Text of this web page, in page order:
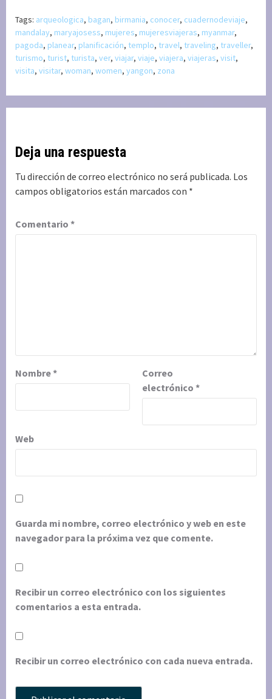
Tags: arqueologica, bagan, birmania, conocer, cuadernodeviaje,
mandalay, maryajosess, mujeres, mujeresviajeras, myanmar,
pagoda, planear, planificación, templo, travel, traveling, traveller,
turismo, turist, turista, ver, viajar, viaje, viajera, viajeras, visit,
visita, visitar, woman, women, yangon, zona
Deja una respuesta
Tu dirección de correo electrónico no será publicada. Los
campos obligatorios están marcados con *
Comentario *
Nombre*
Correo
electrónico *
Web
Guarda mi nombre, correo electrónico y web en este
navegador para la próxima vez que comente.
Recibir un correo electrónico con los siguientes
comentarios a esta entrada.
Recibir un correo electrónico con cada nueva entrada.